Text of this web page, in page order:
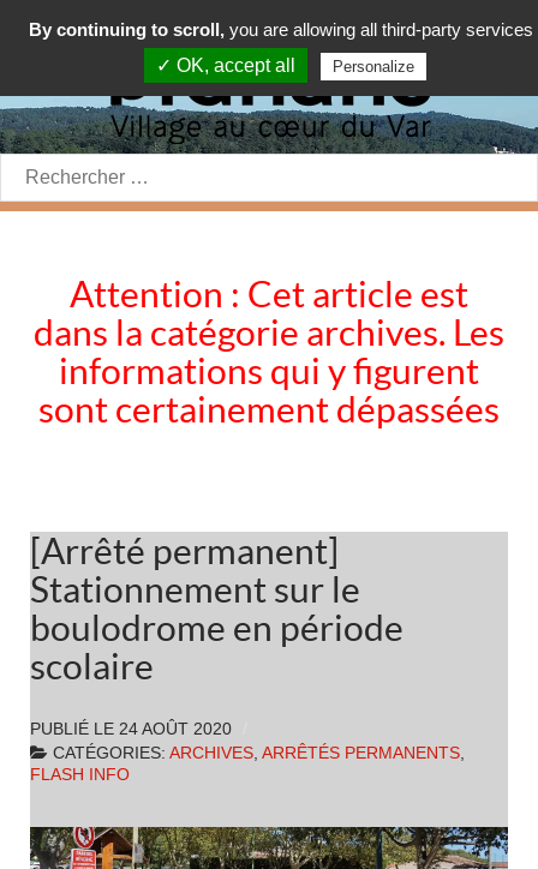
Rechercher:
Attention : Cet article est
dans la catégorie archives. Les
informations qui y figurent
sont certainement dépassées
[Arrêté permanent]
Stationnement sur le
boulodrome en période
scolaire
PUBLIÉ LE 24 AOÛT 2020
CATÉGORIES: ARCHIVES, ARRÊTÉS PERMANENTS,
FLASH INFO
By continuing to scroll, you are allowing all third-party services
✓ OK, accept all
Personalize